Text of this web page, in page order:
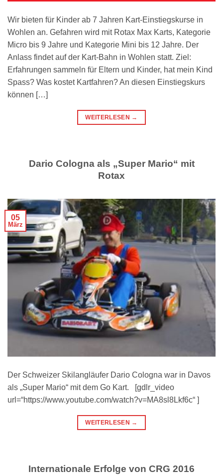
Wir bieten für Kinder ab 7 Jahren Kart-Einstiegskurse in
Wohlen an. Gefahren wird mit Rotax Max Karts, Kategorie
Micro bis 9 Jahre und Kategorie Mini bis 12 Jahre. Der
Anlass findet auf der Kart-Bahn in Wohlen statt. Ziel:
Erfahrungen sammeln für Eltern und Kinder, hat mein Kind
Spass? Was kostet Kartfahren? An diesen Einstiegskurs
können […]
WEITERLESEN →
Dario Cologna als „Super Mario“ mit
Rotax
05
März
Der Schweizer Skilangläufer Dario Cologna war in Davos
als „Super Mario“ mit dem Go Kart. [gdlr_video
url=“https://www.youtube.com/watch?v=MA8sl8Lkf6c“ ]
WEITERLESEN →
Internationale Erfolge von CRG 2016